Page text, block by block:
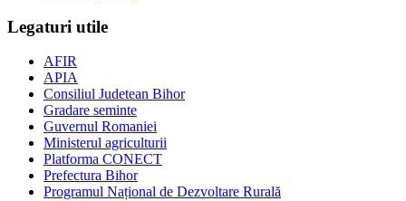
Legaturi utile
AFIR
APIA
Consiliul Judetean Bihor
Gradare seminte
Guvernul Romaniei
Ministerul agriculturii
Platforma CONECT
Prefectura Bihor
Programul Național de Dezvoltare Rurală